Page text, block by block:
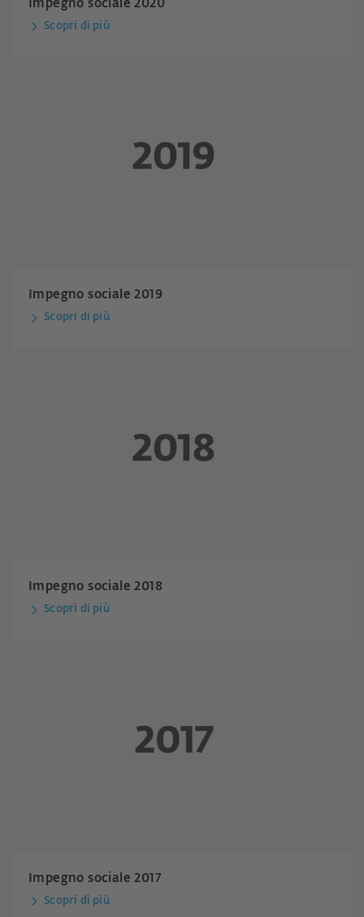
Impegno sociale 2020
Scopri di più
Impegno sociale 2019
Scopri di più
Impegno sociale 2018
Scopri di più
Impegno sociale 2017
Scopri di più